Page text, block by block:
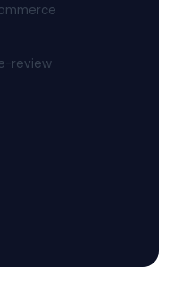
review